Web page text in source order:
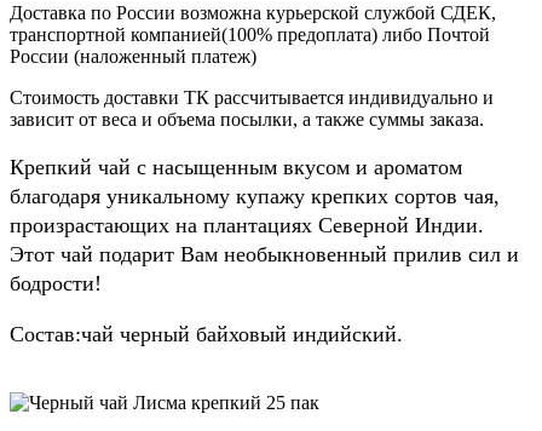
Доставка по России возможна курьерской службой СДЕК,
транспортной компанией(100% предоплата) либо Почтой
России (наложенный платеж)
Стоимость доставки ТК рассчитывается индивидуально и
зависит от веса и объема посылки, а также суммы заказа.
Крепкий чай с насыщенным вкусом и ароматом
благодаря уникальному купажу крепких сортов чая,
произрастающих на плантациях Северной Индии.
Этот чай подарит Вам необыкновенный прилив сил и
бодрости!
Состав:чай черный байховый индийский.